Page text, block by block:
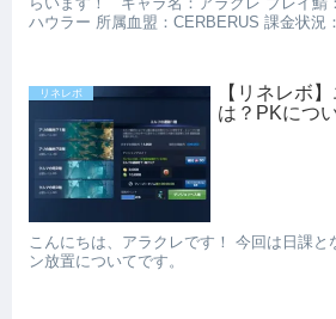
ハウラー 所属血盟：CERBERUS 課金状況
リネレボ
【リネレボ
は？PKにつ
こんにちは、アラクレです！ 今回は日課
ン放置についてです。